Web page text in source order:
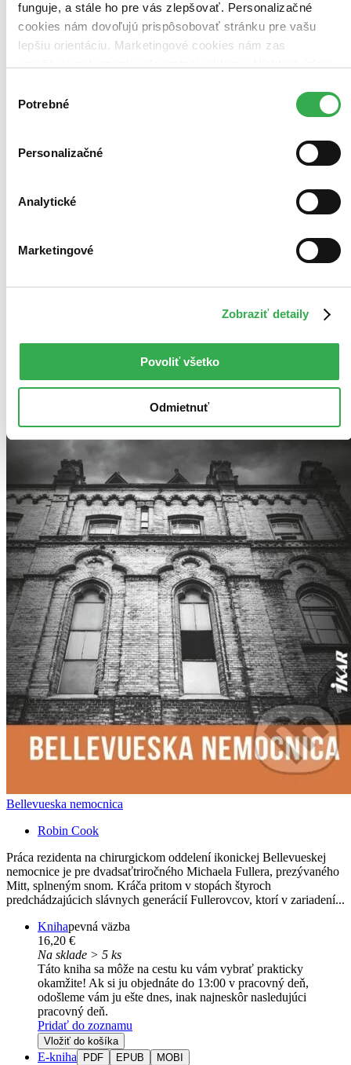
funguje, a stále ho pre vás zlepšovať. Personalizačné
cookies nám dovoľujú prispôsobovať stránku pre vašu
lepšiu orientáciu. Marketingové cookies nám zas
keby sme mohli používať všetky tieto cookies. Ďakujeme!
súhlasu
Potrebné
Personalizačné
Analytické
Marketingové
Zobraziť detaily
Povoliť všetko
Odmietnuť
Čítať viac
Zoradiť
Top hodnotené
Najlacnejšie
Najvyššia zľava
Bellevueska nemocnica
Robin Cook
Práca rezidenta na chirurgickom oddelení ikonickej Bellevueskej
nemocnice je pre dvadsaťtriročného Michaela Fullera, prezývaného
Mitt, splneným snom. Kráča pritom v stopách štyroch
predchádzajúcich slávnych generácií Fullerovcov, ktorí v zariadení...
Knihapevná väzba
16,20 €
Na sklade > 5 ks
Táto kniha sa môže na cestu ku vám vybrať prakticky
okamžite! Ak si ju objednáte do 13:00 v pracovný deň,
odošleme vám ju ešte dnes, inak najneskôr nasledujúci
pracovný deň.
Pridať do zoznamu
Vložiť do košíka
E-kniha PDF EPUB MOBI